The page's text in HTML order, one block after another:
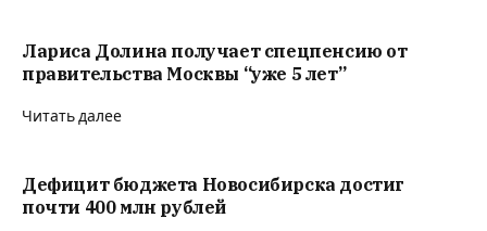
Лариса Долина получает спецпенсию от
правительства Москвы “уже 5 лет”
Читать далее
Дефицит бюджета Новосибирска достиг
почти 400 млн рублей